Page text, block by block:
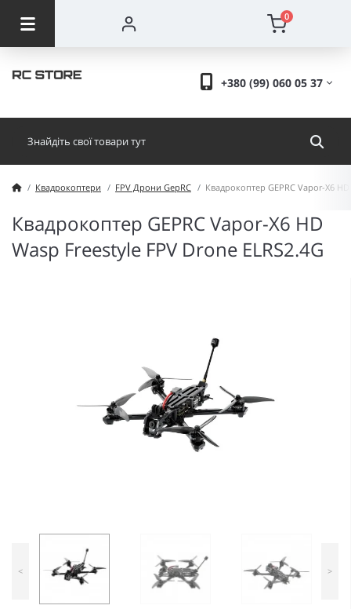
0
+380 (99) 060 05 37
Квадрокоптери FPV Дрони GepRC Квадрокоптер GEPRC Vapor-X6
Квадрокоптер GEPRC Vapor-X6 HD
Wasp Freestyle FPV Drone ELRS2.4G
< >